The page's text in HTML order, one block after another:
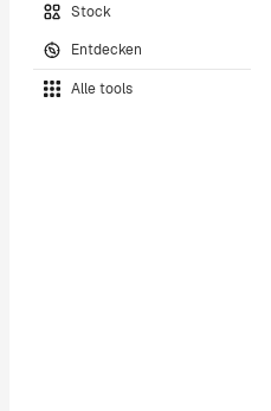
Stock
Entdecken
Alle tools